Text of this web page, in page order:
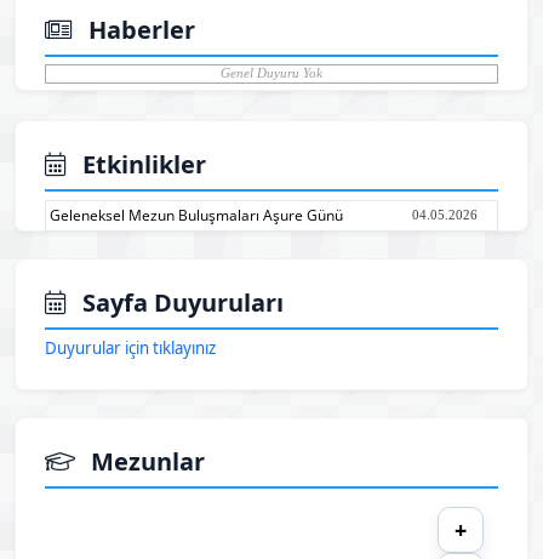
Haberler
Genel Duyuru Yok
Etkinlikler
Geleneksel Mezun Buluşmaları Aşure Günü 04.05.2026
Sayfa Duyuruları
Duyurular için tıklayınız
Mezunlar
+